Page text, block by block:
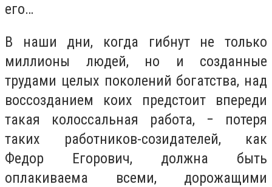
его…
В наши дни, когда гибнут не только
миллионы людей, но и созданные
трудами целых поколений богатства, над
воссозданием коих предстоит впереди
такая колоссальная работа, − потеря
таких работников-созидателей, как
Федор Егорович, должна быть
оплакиваема всеми, дорожащими